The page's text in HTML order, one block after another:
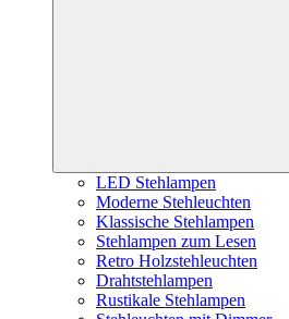
LED Stehlampen
Moderne Stehleuchten
Klassische Stehlampen
Stehlampen zum Lesen
Retro Holzstehleuchten
Drahtstehlampen
Rustikale Stehlampen